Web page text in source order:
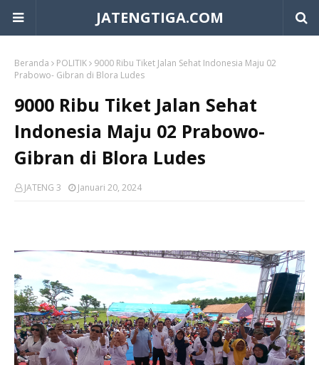
JATENGTIGA.COM
Beranda POLITIK
9000 Ribu Tiket Jalan Sehat Indonesia Maju 02
Prabowo- Gibran di Blora Ludes
9000 Ribu Tiket Jalan Sehat
Indonesia Maju 02 Prabowo-
Gibran di Blora Ludes
JATENG 3 Januari 20, 2024